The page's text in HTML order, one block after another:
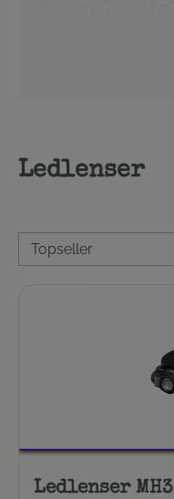
Ledlenser
Ledlenser MH3